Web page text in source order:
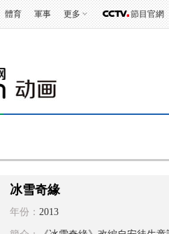
體育 軍事 更多 節目官網
冰雪奇緣
年份： 2013